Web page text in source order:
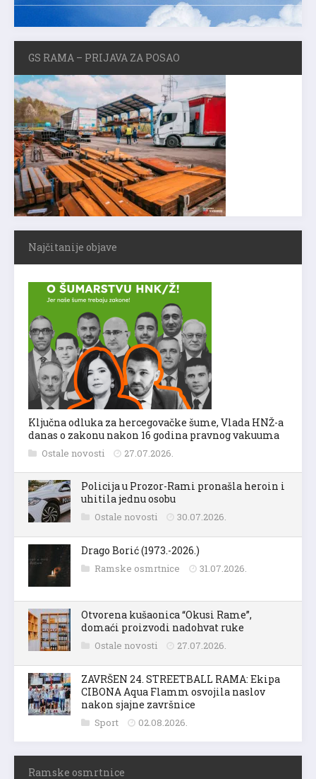
GS RAMA – PRIJAVA ZA POSAO
Najčitanije objave
Ključna odluka za hercegovačke šume, Vlada HNŽ-a
danas o zakonu nakon 16 godina pravnog vakuuma
Ostale novosti 27.07.2026.
Policija u Prozor-Rami pronašla heroin i
uhitila jednu osobu
Ostale novosti 30.07.2026.
Drago Borić (1973.-2026.)
Ramske osmrtnice 31.07.2026.
Otvorena kušaonica “Okusi Rame”,
domaći proizvodi nadohvat ruke
Ostale novosti 27.07.2026.
ZAVRŠEN 24. STREETBALL RAMA: Ekipa
CIBONA Aqua Flamm osvojila naslov
nakon sjajne završnice
Sport 02.08.2026.
Ramske osmrtnice